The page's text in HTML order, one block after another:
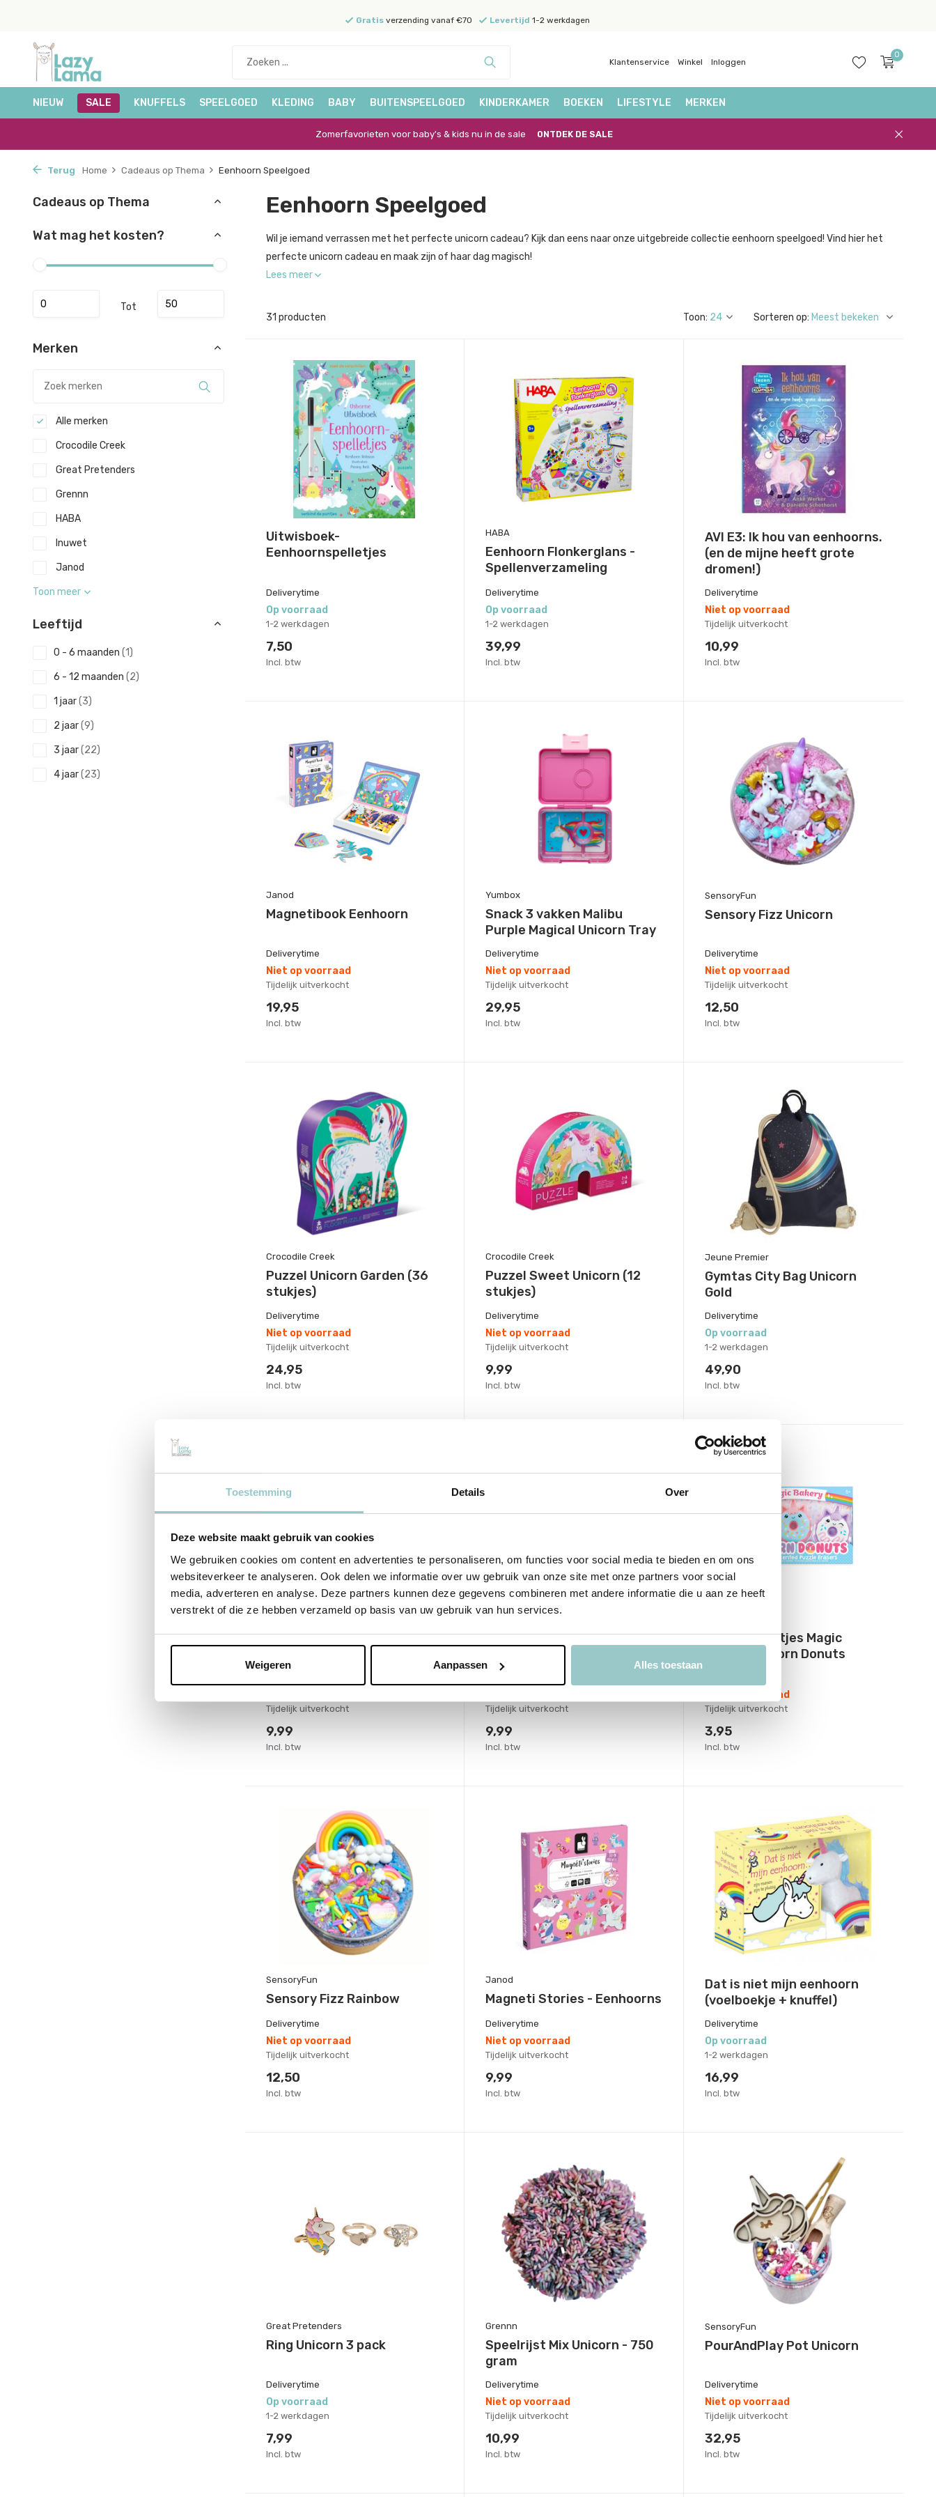
Toestemming Details Over
Deze website maakt gebruik van cookies
We gebruiken cookies om content en advertenties te personaliseren, om functies voor social media te bieden en om ons
websiteverkeer te analyseren. Ook delen we informatie over uw gebruik van onze site met onze partners voor social
media, adverteren en analyse. Deze partners kunnen deze gegevens combineren met andere informatie die u aan ze heeft
verstrekt of die ze hebben verzameld op basis van uw gebruik van hun services.
Weigeren Aanpassen Alles toestaan
Gratisverzending vanaf €70 Levertijd 1-2 werkdagen
Klantenservice Winkel Inloggen
0
NIEUW SALE KNUFFELS SPEELGOED KLEDING BABY BUITENSPEELGOED KINDERKAMER BOEKEN LIFESTYLE MERKEN
Zomerfavorieten voor baby's & kids nu in de sale ONTDEK DE SALE
Terug Home Cadeaus op Thema Eenhoorn Speelgoed
Cadeaus op Thema
Wat mag het kosten?
Tot
Merken
Alle merken
Crocodile Creek
Great Pretenders
Grennn
HABA
Inuwet
Janod
Toon meer
Leeftijd
0 - 6 maanden (1)
6 - 12 maanden (2)
1 jaar(3)
2 jaar(9)
3 jaar(22)
4 jaar(23)
Eenhoorn Speelgoed
Wil je iemand verrassen met het perfecte unicorn cadeau? Kijk dan eens naar onze uitgebreide collectie eenhoorn speelgoed! Vind hier het
perfecte unicorn cadeau en maak zijn of haar dag magisch!
Lees meer
31 producten Toon: Sorteren op:
Uitwisboek-
Eenhoornspelletjes
Deliverytime
Op voorraad
1-2 werkdagen
7,50
Incl. btw
HABA
Eenhoorn Flonkerglans -
Spellenverzameling
Deliverytime
Op voorraad
1-2 werkdagen
39,99
Incl. btw
AVI E3: Ik hou van eenhoorns.
(en de mijne heeft grote
dromen!)
Deliverytime
Niet op voorraad
Tijdelijk uitverkocht
10,99
Incl. btw
Janod
Magnetibook Eenhoorn
Deliverytime
Niet op voorraad
Tijdelijk uitverkocht
19,95
Incl. btw
Yumbox
Snack 3 vakken Malibu
Purple Magical Unicorn Tray
Deliverytime
Niet op voorraad
Tijdelijk uitverkocht
29,95
Incl. btw
SensoryFun
Sensory Fizz Unicorn
Deliverytime
Niet op voorraad
Tijdelijk uitverkocht
12,50
Incl. btw
Crocodile Creek
Puzzel Unicorn Garden (36
stukjes)
Deliverytime
Niet op voorraad
Tijdelijk uitverkocht
24,95
Incl. btw
Crocodile Creek
Puzzel Sweet Unicorn (12
stukjes)
Deliverytime
Niet op voorraad
Tijdelijk uitverkocht
9,99
Incl. btw
Jeune Premier
Gymtas City Bag Unicorn
Gold
Deliverytime
Op voorraad
1-2 werkdagen
49,90
Incl. btw
Speelbal 13 cm Unicorn
Tijdelijk uitverkocht
9,99
Incl. btw
Speelbal 13 cm Unicorn
Tijdelijk uitverkocht
9,99
Incl. btw
Geurgummetjes Magic
Bakery Unicorn Donuts
Niet op voorraad
Tijdelijk uitverkocht
3,95
Incl. btw
SensoryFun
Sensory Fizz Rainbow
Deliverytime
Niet op voorraad
Tijdelijk uitverkocht
12,50
Incl. btw
Janod
Magneti Stories - Eenhoorns
Deliverytime
Niet op voorraad
Tijdelijk uitverkocht
9,99
Incl. btw
Dat is niet mijn eenhoorn
(voelboekje + knuffel)
Deliverytime
Op voorraad
1-2 werkdagen
16,99
Incl. btw
Great Pretenders
Ring Unicorn 3 pack
Deliverytime
Op voorraad
1-2 werkdagen
7,99
Incl. btw
Grennn
Speelrijst Mix Unicorn - 750
gram
Deliverytime
Niet op voorraad
Tijdelijk uitverkocht
10,99
Incl. btw
SensoryFun
PourAndPlay Pot Unicorn
Deliverytime
Niet op voorraad
Tijdelijk uitverkocht
32,95
Incl. btw